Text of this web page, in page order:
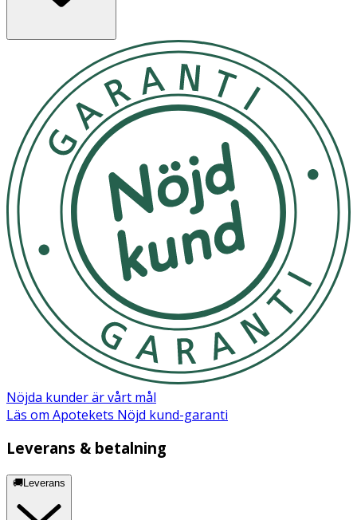
Nöjda kunder är vårt mål
Läs om Apotekets Nöjd kund-garanti
Leverans & betalning
🚚Leverans